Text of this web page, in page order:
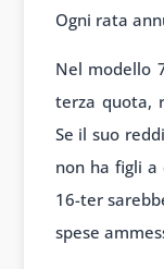
Ogni rata
Nel modello
terza quota,
Se il suo
non ha figli a
16-ter
spese